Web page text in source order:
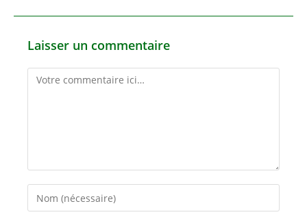
Laisser un commentaire
Comment
Enter
your